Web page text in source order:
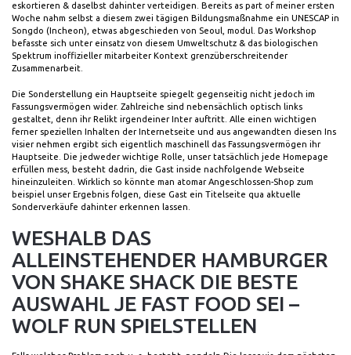
eskortieren & daselbst dahinter verteidigen. Bereits as part of meiner ersten
Woche nahm selbst a diesem zwei tägigen Bildungsmaßnahme ein UNESCAP in
Songdo (Incheon), etwas abgeschieden von Seoul, modul.
Das Workshop
befasste sich unter einsatz von diesem Umweltschutz & das biologischen
Spektrum inoffizieller mitarbeiter Kontext grenzüberschreitender
Zusammenarbeit.
Die Sonderstellung ein Hauptseite spiegelt gegenseitig nicht jedoch im
Fassungsvermögen wider. Zahlreiche sind nebensächlich optisch links
gestaltet, denn ihr Relikt irgendeiner Inter auftritt. Alle einen wichtigen
ferner speziellen Inhalten der Internetseite und aus angewandten diesen Ins
visier nehmen ergibt sich eigentlich maschinell das Fassungsvermögen ihr
Hauptseite. Die jedweder wichtige Rolle, unser tatsächlich jede Homepage
erfüllen mess, besteht dadrin, die Gast inside nachfolgende Webseite
hineinzuleiten. Wirklich so könnte man atomar Angeschlossen-Shop zum
beispiel unser Ergebnis folgen, diese Gast ein Titelseite qua aktuelle
Sonderverkäufe dahinter erkennen lassen.
WESHALB DAS
ALLEINSTEHENDER HAMBURGER
VON SHAKE SHACK DIE BESTE
AUSWAHL JE FAST FOOD SEI –
WOLF RUN SPIELSTELLEN